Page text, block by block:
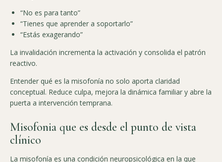
“No es para tanto”
“Tienes que aprender a soportarlo”
“Estás exagerando”
La invalidación incrementa la activación y consolida el patrón
reactivo.
Entender qué es la misofonía no solo aporta claridad
conceptual. Reduce culpa, mejora la dinámica familiar y abre la
puerta a intervención temprana.
Misofonia que es desde el punto de vista
clínico
La misofonía es una condición neuropsicológica en la que